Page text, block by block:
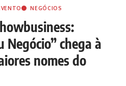
NEGÓCIOS
chega à
nomes do